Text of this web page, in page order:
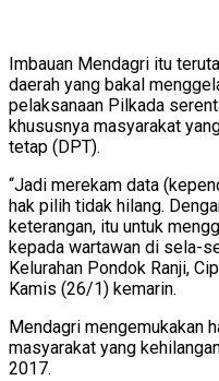
Imbauan Mendagri itu
daerah yang bakal
pelaksanaan Pilkada
khususnya masyarakat
tetap (DPT).
“Jadi merekam data
hak pilih tidak hilang.
keterangan, itu untuk
kepada wartawan di sela-
Kelurahan Pondok Ranji,
Kamis (26/1) kemarin.
Mendagri mengemukakan
masyarakat yang
2017.